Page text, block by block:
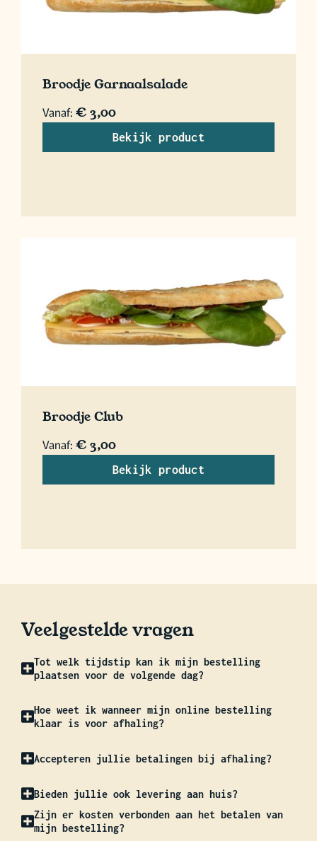
Broodje Garnaalsalade
Vanaf: €3,00
Bekijk product
Broodje Club
Vanaf: €3,00
Bekijk product
Veelgestelde vragen
Tot welk tijdstip kan ik mijn bestelling
plaatsen voor de volgende dag?
Hoe weet ik wanneer mijn online bestelling
klaar is voor afhaling?
Accepteren jullie betalingen bij afhaling?
Bieden jullie ook levering aan huis?
Zijn er kosten verbonden aan het betalen van
mijn bestelling?